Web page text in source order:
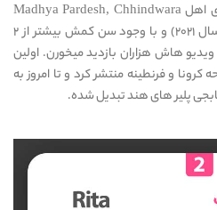
پایال گیمر معروف و محبوب هندی اهل Madhya Pardesh, Chhindwara
هست. اون ۲۰ سال سن داره (در سال ۲۰۲۱) و با وجود سن کمش بیشتر از ۲
ویدیو هاش هزاران بازدید میخورن. اولین
۲۰۱۹ در بحبوحه کرونا و فرنطینه منتشر کرد و تا امروز به
پلیر های هند تبدیل شده.